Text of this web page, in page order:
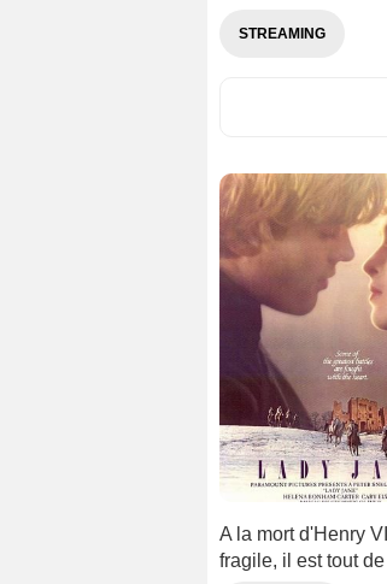
STREAMING
A la mort d'Henry
fragile, il est tout